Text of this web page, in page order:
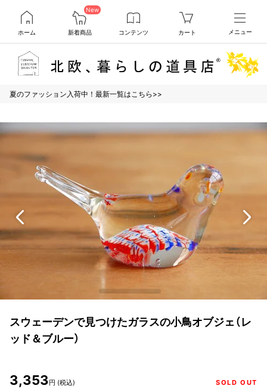
ホーム
New
新着商品 コンテンツ カート メニュー
夏のファッション入荷中！最新一覧はこちら>>
スウェーデンで見つけたガラスの小鳥オブジェ（レ
ッド＆ブルー）
3,353円 (税込) SOLD OUT